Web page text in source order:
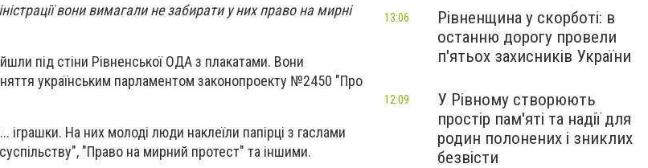
вони вимагали не забирати у них право на мирні
під стіни Рівненської ОДА з плакатами. Вони
українським парламентом законопроекту №2450 "Про
На них молоді люди наклеїли папірці з гаслами
"Право на мирний протест" та іншими.
Рівненщина у скорботі: в
останню дорогу провели
п'ятьох захисників України
13:06
У Рівному створюють
простір пам'яті та надії для
родин полонених і зниклих
безвісти
12:09